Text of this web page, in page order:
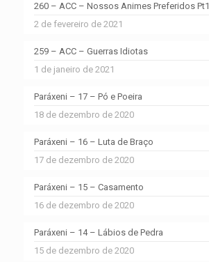
260 – ACC – Nossos Animes Preferidos Pt1
2 de fevereiro de 2021
259 – ACC – Guerras Idiotas
1 de janeiro de 2021
Paráxeni – 17 – Pó e Poeira
18 de dezembro de 2020
Paráxeni – 16 – Luta de Braço
17 de dezembro de 2020
Paráxeni – 15 – Casamento
16 de dezembro de 2020
Paráxeni – 14 – Lábios de Pedra
15 de dezembro de 2020